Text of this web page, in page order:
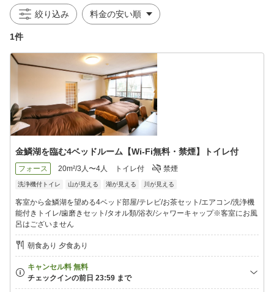
1.温泉は厳選かけ流し！
2.客室の蛇口からは温泉が流れます！
3.由布院で飲泉できる温泉は数か所、その1つが当館です！
＜客室のご案内＞
当館では3部屋タイプご用意しております。
ツイン/和室/4ベッドルーム ご都合に合わせてお選びくださいま
せ。
〜アメニティ〜
テレビ/お茶セット/エアコン/洗浄機能付きトイレ
歯磨きセット/タオル類/浴衣/シャワーキャップ
※各客室にお風呂はついておりません。大浴場をご利用くださ
い。
＜大浴場のご案内＞06:00~23:00まで利用可能
豊の湯/霧の湯/露天風呂をご用意しております。
日々の疲れを癒し、心行くまで温泉をお楽しみ下さいませ。
〜バスアメニティ〜
・当施設はエレベーターがなく、階段が多い施設となります。
予めご了承くださいませ。
・チェックイン時間が18:00を過ぎる場合は必ずご連絡下さい。
絞り込み
1件
金鱗湖を臨む4ベッドルーム【Wi-Fi無料・禁煙】トイレ付
フォース 20m²/3人〜4人 トイレ付 禁煙
洗浄機付トイレ 山が見える 湖が見える 川が見える
客室から金鱗湖を望める4ベッド部屋/テレビ/お茶セット/エアコン/洗浄機
能付きトイレ/歯磨きセット/タオル類/浴衣/シャワーキャップ※客室にお風
呂はございません
朝食あり 夕食あり